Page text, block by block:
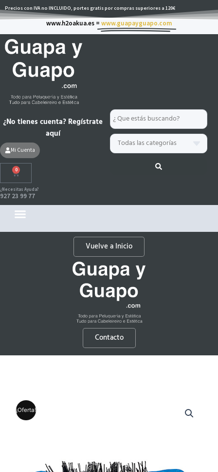
al
Precios con IVA no INCLUIDO, portes gratis por compras superiores a 120€
www.h2oakua.es = www.guapayguapo.com
Search
...
¿No tienes cuenta? Regístrate
aquí
Mi Cuenta
0
Carrito
¿Necesitas Ayuda?
927 23 99 77
Vuelve a Inicio
Contacto
¡Oferta!